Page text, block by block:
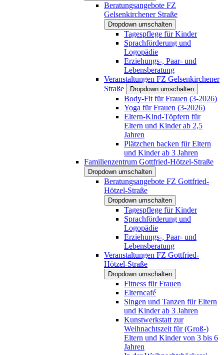
Beratungsangebote FZ
Gelsenkirchener Straße
Dropdown umschalten
Tagespflege für Kinder
Sprachförderung und
Logopädie
Erziehungs-, Paar- und
Lebensberatung
Veranstaltungen FZ Gelsenkirchener
Straße
Dropdown umschalten
Body-Fit für Frauen (3-2026)
Yoga für Frauen (3-2026)
Eltern-Kind-Töpfern für
Eltern und Kinder ab 2,5
Jahren
Plätzchen backen für Eltern
und Kinder ab 3 Jahren
Familienzentrum Gottfried-Hötzel-Straße
Dropdown umschalten
Beratungsangebote FZ Gottfried-
Hötzel-Straße
Dropdown umschalten
Tagespflege für Kinder
Sprachförderung und
Logopädie
Erziehungs-, Paar- und
Lebensberatung
Veranstaltungen FZ Gottfried-
Hötzel-Straße
Dropdown umschalten
Fitness für Frauen
Elterncafé
Singen und Tanzen für Eltern
und Kinder ab 3 Jahren
Kunstwerkstatt zur
Weihnachtszeit für (Groß-)
Eltern und Kinder von 3 bis 6
Jahren